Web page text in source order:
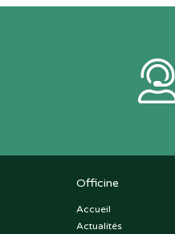
Officine
Accueil
Actualités